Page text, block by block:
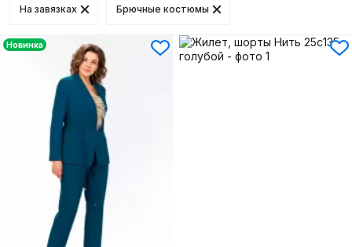
На завязках Брючные костюмы
Новинка